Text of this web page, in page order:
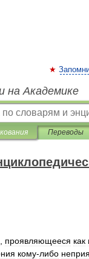
на Академике
Переводы
проявляющееся как
кому-либо